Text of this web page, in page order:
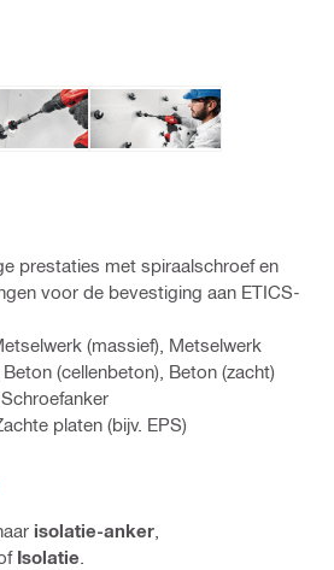
prestaties met spiraalschroef en
voor de bevestiging aan ETICS-
(massief), Metselwerk
(cellenbeton), Beton (zacht)
platen (bijv. EPS)
isolatie-anker
Isolatie